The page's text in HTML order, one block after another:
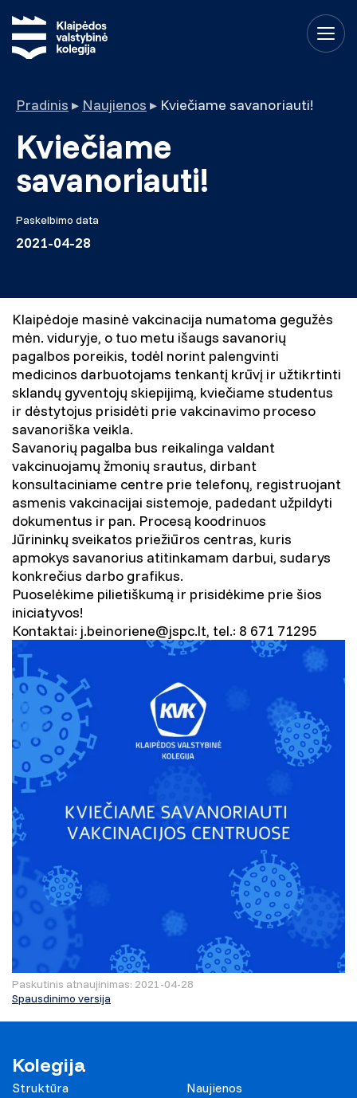
Pradinis ▸ Naujienos ▸ Kviečiame savanoriauti!
Kviečiame
savanoriauti!
Paskelbimo data
2021-04-28
Klaipėdoje masinė vakcinacija numatoma gegužės
mėn. viduryje, o tuo metu išaugs savanorių
pagalbos poreikis, todėl norint palengvinti
medicinos darbuotojams tenkantį krūvį ir užtikrtinti
sklandų gyventojų skiepijimą, kviečiame studentus
ir dėstytojus prisidėti prie vakcinavimo proceso
savanoriška veikla.
Savanorių pagalba bus reikalinga valdant
vakcinuojamų žmonių srautus, dirbant
konsultaciniame centre prie telefonų, registruojant
asmenis vakcinacijai sistemoje, padedant užpildyti
dokumentus ir pan. Procesą koodrinuos
Jūrininkų sveikatos priežiūros centras, kuris
apmokys savanorius atitinkamam darbui, sudarys
konkrečius darbo grafikus.
Puoselėkime pilietiškumą ir prisidėkime prie šios
iniciatyvos!
Kontaktai: j.beinoriene@jspc.lt, tel.: 8 671 71295
Paskutinis atnaujinimas: 2021-04-28
Spausdinimo versija
Kolegija
Struktūra
Naujienos